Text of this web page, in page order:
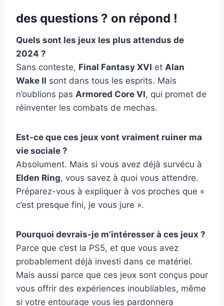
des questions ? on répond !
Quels sont les jeux les plus attendus de
2024 ?
Sans conteste, Final Fantasy XVI et Alan
Wake II sont dans tous les esprits. Mais
n’oublions pas Armored Core VI, qui promet de
réinventer les combats de mechas.
Est-ce que ces jeux vont vraiment ruiner ma
vie sociale ?
Absolument. Mais si vous avez déjà survécu à
Elden Ring, vous savez à quoi vous attendre.
Préparez-vous à expliquer à vos proches que «
c’est presque fini, je vous jure ».
Pourquoi devrais-je m’intéresser à ces jeux ?
Parce que c’est la PS5, et que vous avez
probablement déjà investi dans ce matériel.
Mais aussi parce que ces jeux sont conçus pour
vous offrir des expériences inoubliables, même
si votre entourage vous les pardonnera